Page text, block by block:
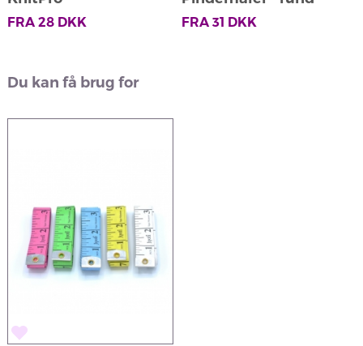
Pindebeskyttere
FRA 28DKK
beige
FRA 31 DKK
Du kan få brug for